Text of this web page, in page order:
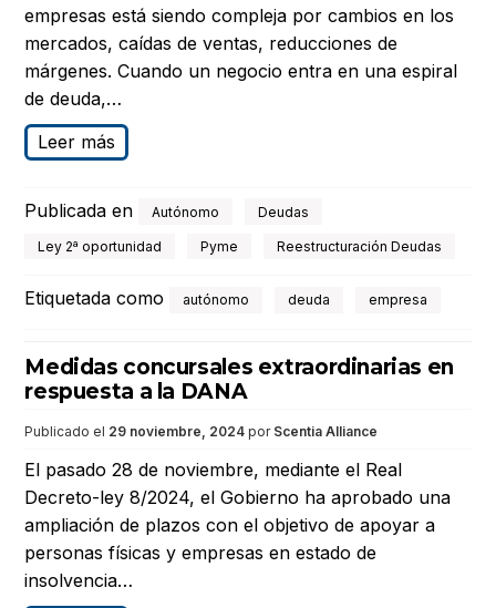
empresas está siendo compleja por cambios en los
mercados, caídas de ventas, reducciones de
márgenes. Cuando un negocio entra en una espiral
de deuda,…
Leer más
Publicada en Autónomo Deudas
Ley 2ª oportunidad Pyme Reestructuración Deudas
Etiquetada como autónomo deuda empresa
Medidas concursales extraordinarias en
respuesta a la DANA
Publicado el 29 noviembre, 2024 por Scentia Alliance
El pasado 28 de noviembre, mediante el Real
Decreto-ley 8/2024, el Gobierno ha aprobado una
ampliación de plazos con el objetivo de apoyar a
personas físicas y empresas en estado de
insolvencia…